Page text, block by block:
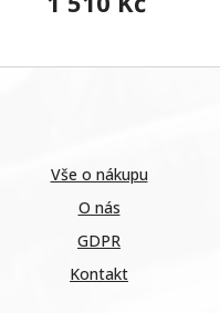
Vše o nákupu
O nás
GDPR
Kontakt